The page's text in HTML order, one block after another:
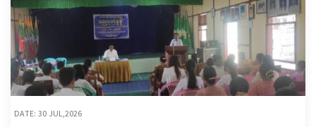
DATE: 30 JUL,2026